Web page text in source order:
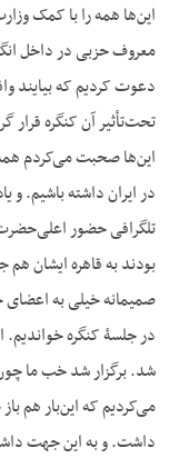
این‌ها همه را با کمک
معروف حزبی در داخل
دعوت کردیم که بیایند
تحت‌تأثیر آن کنگره قرار
این‌ها صحبت می‌کردم
در ایران داشته باشیم. و
تلگرافی حضور
بودند به قاهره ایشان
صمیمانه خیلی به اعضای
در جلسۀ کنگره خواندیم.
شد. برگزار شد خب ما
می‌کردیم که این‌بار هم
داشت. و به این جهت